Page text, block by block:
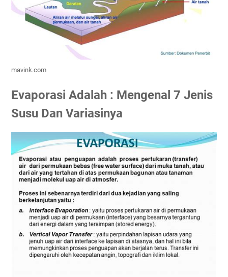
mavink.com
Evaporasi Adalah : Mengenal 7 Jenis
Susu Dan Variasinya